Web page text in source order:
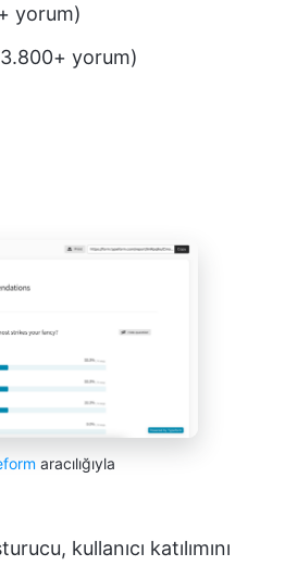
yorum)
yorum)
aracılığıyla
kullanıcı katılımını